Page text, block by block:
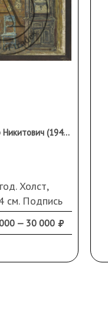
Телин Владимир Никитович (1941 - 2012)
Холст,
см. Подпись
в
— 30 000